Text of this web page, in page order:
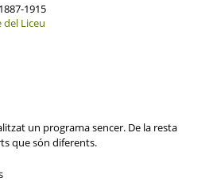
1915
del Liceu
un programa sencer. De la resta
que són diferents.